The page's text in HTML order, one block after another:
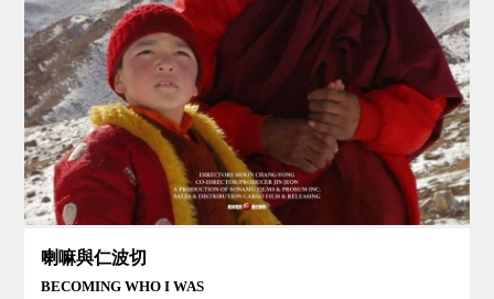
喇嘛與仁波切
BECOMING WHO I WAS